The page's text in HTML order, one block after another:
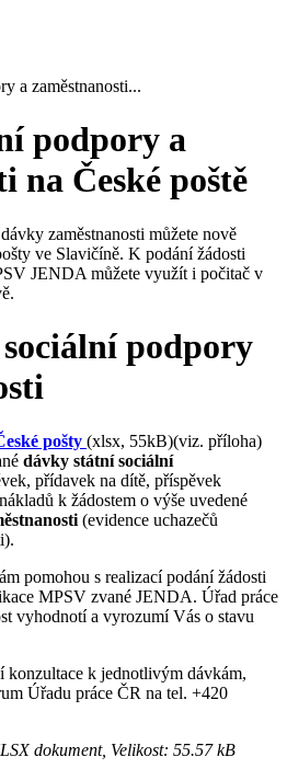
a zaměstnanosti...
podpory a
na České poště
zaměstnanosti můžete nově
ve Slavičíně. K podání žádosti
JENDA můžete využít i počitač v
podpory
pošty (xlsx, 55kB)(viz. příloha)
dávky státní sociální
přídavek na dítě, příspěvek
k žádostem o výše uvedené
(evidence uchazečů
pomohou s realizací podání žádosti
MPSV zvané JENDA. Úřad práce
vyhodnotí a vyrozumí Vás o stavu
konzultace k jednotlivým dávkám,
Úřadu práce ČR na tel. +420
dokument, Velikost: 55.57 kB